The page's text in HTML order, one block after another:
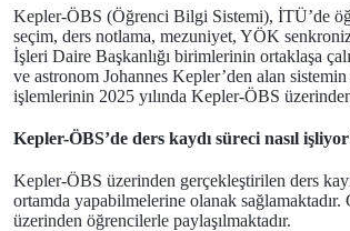
Kepler-ÖBS (Öğrenci Bilgi Sistemi), İTÜ’de
seçim, ders notlama, mezuniyet, YÖK
İşleri Daire Başkanlığı birimlerinin ortaklaşa
ve astronom Johannes Kepler’den alan
işlemlerinin 2025 yılında Kepler-ÖBS üzerinden
Kepler-ÖBS’de ders kaydı süreci nasıl
Kepler-ÖBS üzerinden gerçekleştirilen ders
ortamda yapabilmelerine olanak
üzerinden öğrencilerle paylaşılmaktadır.